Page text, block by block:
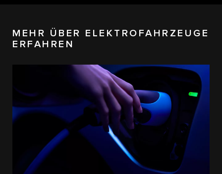
MEHR ÜBER ELEKTROFAHRZEUGE
ERFAHREN